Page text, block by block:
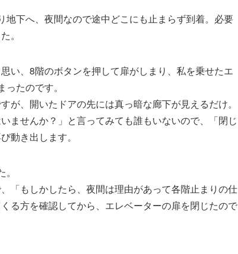
下へ、夜間なので途中どこにも止まらず到着。必要
。
い、8階のボタンを押して扉がしまり、私を乗せたエ
たのです。
、開いたドアの先には真っ暗な廊下が見えるだけ。
ませんか？」と言ってみても誰もいないので、「閉じ
動き出します。
「もしかしたら、夜間は理由があって各階止まりの仕
る方を確認してから、エレベーターの扉を閉じたので